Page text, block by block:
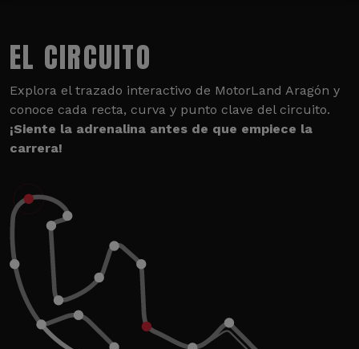
EL CIRCUITO
Explora el trazado interactivo de MotorLand Aragón y
conoce cada recta, curva y punto clave del circuito.
¡Siente la adrenalina antes de que empiece la
carrera!